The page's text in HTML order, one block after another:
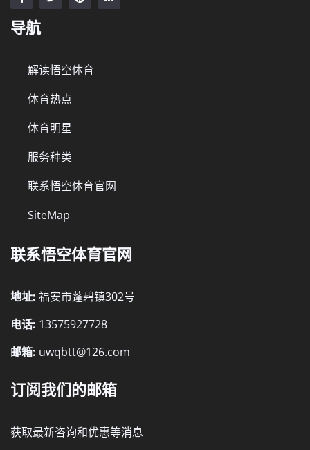
导航
解读悟空体育
体育热点
体育明星
服务种类
联系悟空体育官网
SiteMap
联系悟空体育官网
地址: 福安市蓬碧镇302号
电话: 13575927728
邮箱: uwqbtt@126.com
订阅我们的邮箱
获取最新咨询和优惠等消息